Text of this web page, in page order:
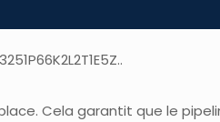
Cela garantit que le